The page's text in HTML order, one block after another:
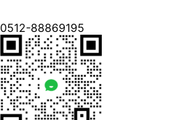
0512-88869195